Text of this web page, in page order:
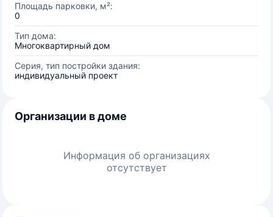
Площадь парковки, м²:
0
Тип дома:
Многоквартирный дом
Серия, тип постройки здания:
индивидуальный проект
Организации в доме
Информация об организациях
отсутствует